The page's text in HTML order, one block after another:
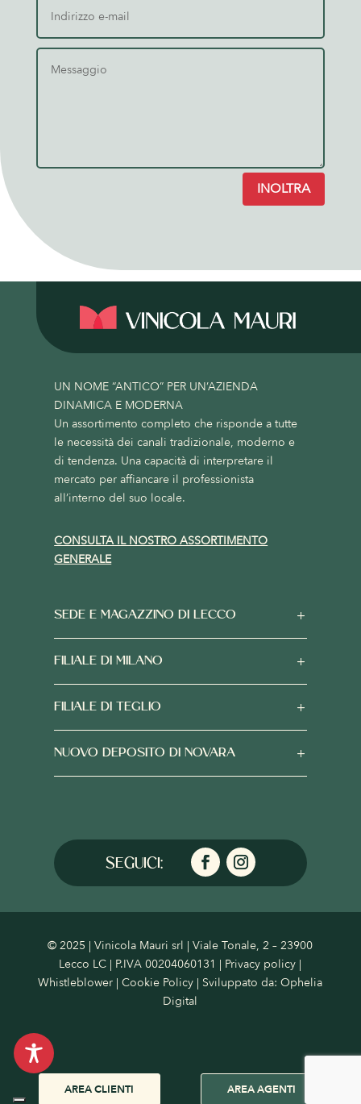
AREA CLIENTI AREA AGENTI
INOLTRA
UN NOME “ANTICO” PER UN’AZIENDA
DINAMICA E MODERNA
Un assortimento completo che risponde a tutte
le necessità dei canali tradizionale, moderno e
di tendenza. Una capacità di interpretare il
mercato per affiancare il professionista
all’interno del suo locale.
CONSULTA IL NOSTRO ASSORTIMENTO
GENERALE
SEDE E MAGAZZINO DI LECCO
FILIALE DI MILANO
FILIALE DI TEGLIO
NUOVO DEPOSITO DI NOVARA
© 2025 | Vinicola Mauri srl | Viale Tonale, 2 – 23900
Lecco LC | P.IVA 00204060131 | Privacy policy |
Whistleblower |Cookie Policy | Sviluppato da:Ophelia
Digital